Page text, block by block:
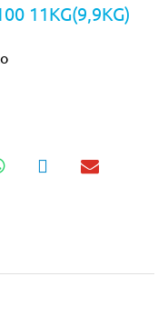
11KG(9,9KG)